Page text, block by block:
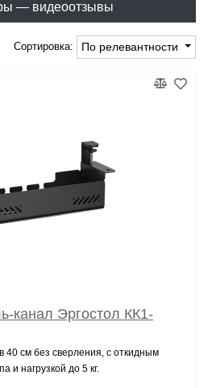
— видеоотзывы
Сортировка: По релевантности
канал Эргостол КК1-
40 см без сверления, с откидным
и нагрузкой до 5 кг.